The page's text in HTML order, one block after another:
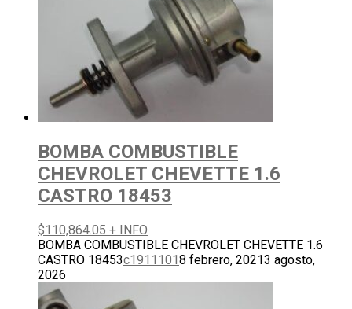
BOMBA COMBUSTIBLE
CHEVROLET CHEVETTE 1.6
CASTRO 18453
$110,864.05 + INFO
BOMBA COMBUSTIBLE CHEVROLET CHEVETTE 1.6
CASTRO 18453c19111018 febrero, 20213 agosto,
2026